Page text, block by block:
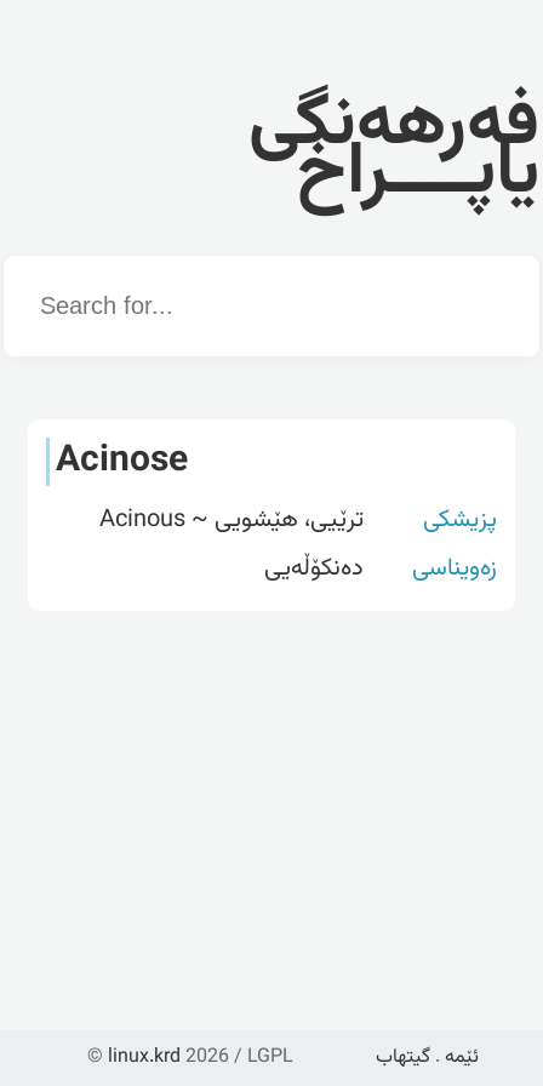
فەرهەنگی
یاپــــراخ
Word
Acinose
پزیشکی
ترێیی، هێشویی ~ Acinous
زەویناسی
دەنکۆڵەیی
© linux.krd 2026 / LGPL ئێمە . گیتهاب